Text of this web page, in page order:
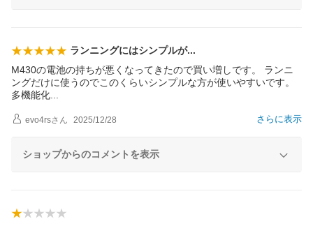
ランニングにはシンプルが
M430の電池の持ちが悪くなってきたので買い増しです。 ランニ
ングだけに使うのでこのくらいシンプルな方が使いやすいです。
多機能化
さらに表示
evo4rsさん 2025/12/28
ショップからのコメントを表示